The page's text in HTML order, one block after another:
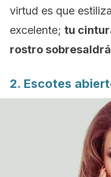
virtud es que
excelente; tu
rostro
2. Escotes